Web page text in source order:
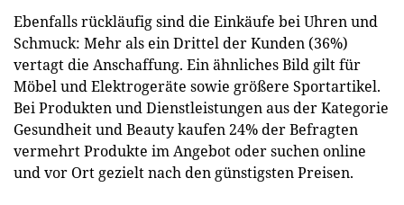
Ebenfalls rückläufig sind die Einkäufe bei Uhren und
Schmuck: Mehr als ein Drittel der Kunden (36%)
vertagt die Anschaffung. Ein ähnliches Bild gilt für
Möbel und Elektrogeräte sowie größere Sportartikel.
Bei Produkten und Dienstleistungen aus der Kategorie
Gesundheit und Beauty kaufen 24% der Befragten
vermehrt Produkte im Angebot oder suchen online
und vor Ort gezielt nach den günstigsten Preisen.